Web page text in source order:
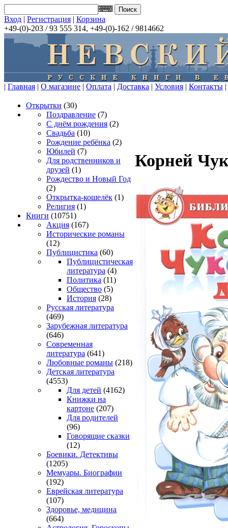
Вход | Регистрация | Корзина
+49-(0)-203 / 93 555 314, +49-(0)-162 / 9814662
| Главная | О магазине | Оплата | Доставка | Условия | Контакты |
Открытки (30)
Поздравление (7)
С днём рождения (2)
Свадьба (10)
Рождение ребёнка (2)
Юбилей (7)
Для родственников и
друзей (1)
Рождество и Новый Год
(2)
Открытка-кошелёк (1)
Религия (1)
Книги (10751)
Акция (167)
Исторические романы
(12)
Публицистика (60)
Публицистическая
литература (4)
Политика (11)
Общество (5)
История (28)
Русская литература
(469)
Зарубежная литература
(646)
Современная
литература (641)
Любовные романы (218)
Детская литература
(4553)
Для детей (4162)
Книжки на
картоне (207)
Для родителей
(96)
Говорящие сказки
(12)
Боевики. Детективы
(1205)
Мемуары. Биографии
(192)
Еврейская литература
(107)
Здоровье, медицина
(664)
Корней